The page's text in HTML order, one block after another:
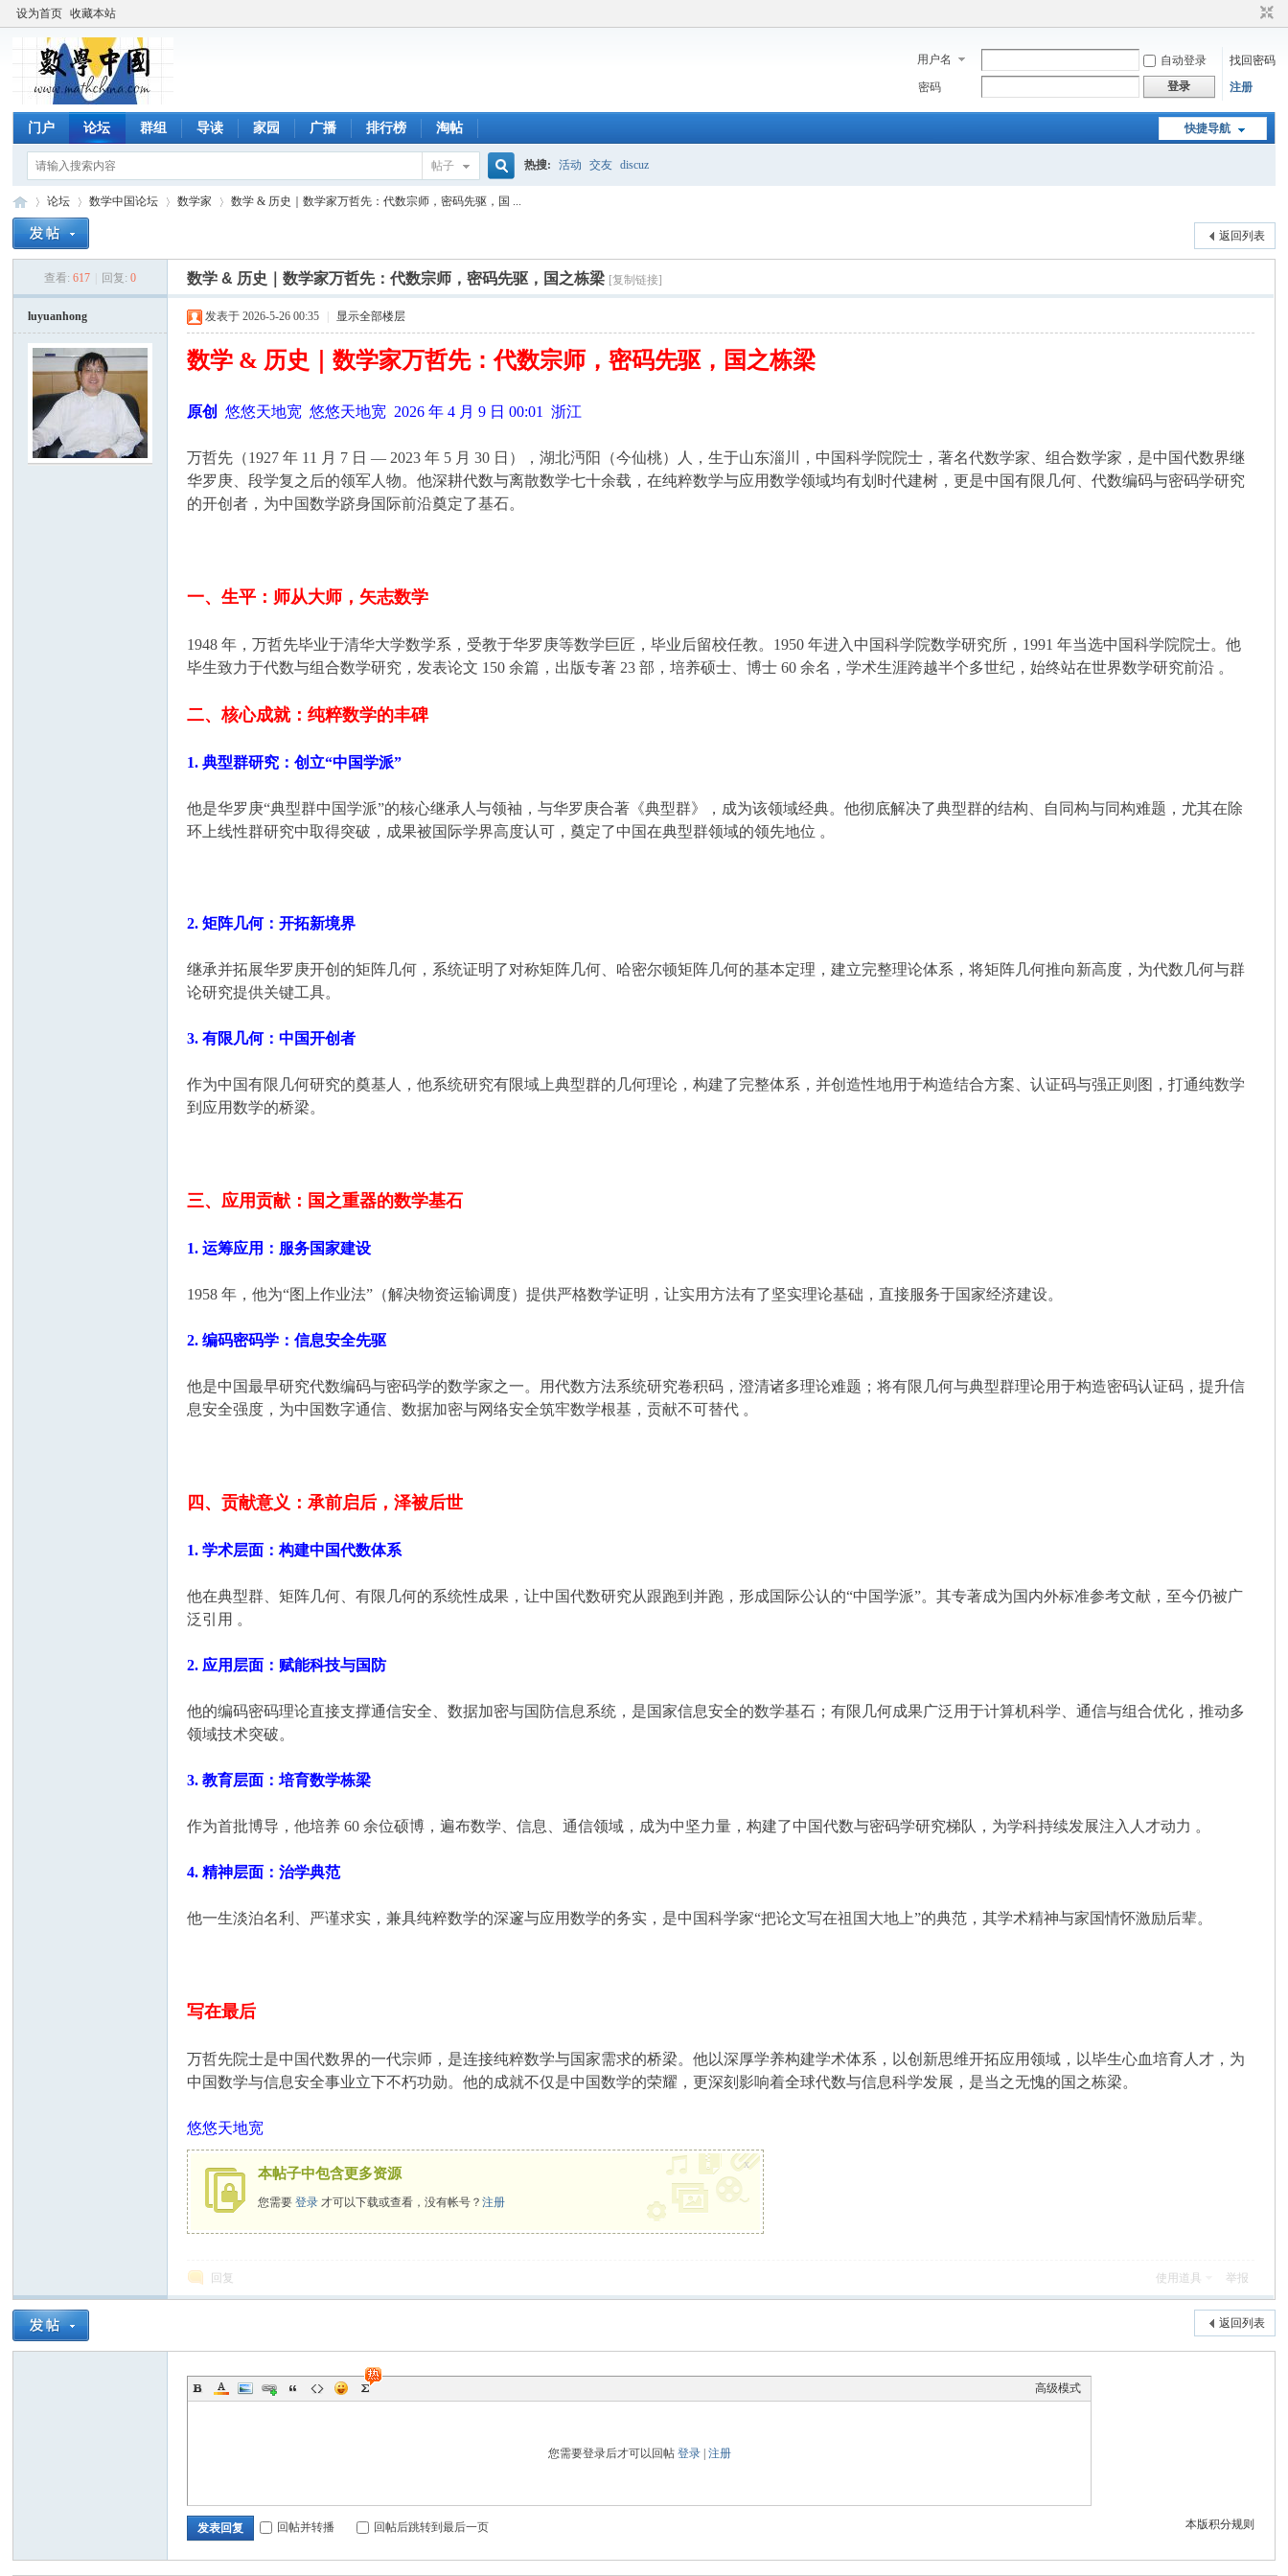
设为首页 收藏本站
用户名 自动登录
找回密码
密码
登录 注册
快捷导航
门户 论坛 群组 导读 家园 广播 排行榜 淘帖
帖子
搜
索
热搜: 活动 交友 discuz
论坛
›
数学中国论坛 数学家
›
数学 & 历史｜数学家万哲先：代数宗师，密码先驱，国 ...
返回列表
查看: 617 回复: 0 数学 & 历史｜数学家万哲先：代数宗师，密码先驱，国之栋梁 [复制链接]
luyuanhong 发表于 2026-5-26 00:35 显示全部楼层
数学 & 历史｜数学家万哲先：代数宗师，密码先驱，国之栋梁
原创 悠悠天地宽 悠悠天地宽 2026 年 4 月 9 日 00:01 浙江
万哲先（1927 年 11 月 7 日 — 2023 年 5 月 30 日），湖北沔阳（今仙桃）人，生于山东淄川，中国科学院院士，著名代数学家、组合数学家，是中国代数界继
华罗庚、段学复之后的领军人物。他深耕代数与离散数学七十余载，在纯粹数学与应用数学领域均有划时代建树，更是中国有限几何、代数编码与密码学研究
的开创者，为中国数学跻身国际前沿奠定了基石。
一、生平：师从大师，矢志数学
1948 年，万哲先毕业于清华大学数学系，受教于华罗庚等数学巨匠，毕业后留校任教。1950 年进入中国科学院数学研究所，1991 年当选中国科学院院士。他
毕生致力于代数与组合数学研究，发表论文 150 余篇，出版专著 23 部，培养硕士、博士 60 余名，学术生涯跨越半个多世纪，始终站在世界数学研究前沿 。
二、核心成就：纯粹数学的丰碑
1. 典型群研究：创立“中国学派”
他是华罗庚“典型群中国学派”的核心继承人与领袖，与华罗庚合著《典型群》，成为该领域经典。他彻底解决了典型群的结构、自同构与同构难题，尤其在除
环上线性群研究中取得突破，成果被国际学界高度认可，奠定了中国在典型群领域的领先地位 。
2. 矩阵几何：开拓新境界
继承并拓展华罗庚开创的矩阵几何，系统证明了对称矩阵几何、哈密尔顿矩阵几何的基本定理，建立完整理论体系，将矩阵几何推向新高度，为代数几何与群
论研究提供关键工具。
3. 有限几何：中国开创者
作为中国有限几何研究的奠基人，他系统研究有限域上典型群的几何理论，构建了完整体系，并创造性地用于构造结合方案、认证码与强正则图，打通纯数学
到应用数学的桥梁。
三、应用贡献：国之重器的数学基石
1. 运筹应用：服务国家建设
1958 年，他为“图上作业法”（解决物资运输调度）提供严格数学证明，让实用方法有了坚实理论基础，直接服务于国家经济建设。
2. 编码密码学：信息安全先驱
他是中国最早研究代数编码与密码学的数学家之一。用代数方法系统研究卷积码，澄清诸多理论难题；将有限几何与典型群理论用于构造密码认证码，提升信
息安全强度，为中国数字通信、数据加密与网络安全筑牢数学根基，贡献不可替代 。
四、贡献意义：承前启后，泽被后世
1. 学术层面：构建中国代数体系
他在典型群、矩阵几何、有限几何的系统性成果，让中国代数研究从跟跑到并跑，形成国际公认的“中国学派”。其专著成为国内外标准参考文献，至今仍被广
泛引用 。
2. 应用层面：赋能科技与国防
他的编码密码理论直接支撑通信安全、数据加密与国防信息系统，是国家信息安全的数学基石；有限几何成果广泛用于计算机科学、通信与组合优化，推动多
领域技术突破。
3. 教育层面：培育数学栋梁
作为首批博导，他培养 60 余位硕博，遍布数学、信息、通信领域，成为中坚力量，构建了中国代数与密码学研究梯队，为学科持续发展注入人才动力 。
4. 精神层面：治学典范
他一生淡泊名利、严谨求实，兼具纯粹数学的深邃与应用数学的务实，是中国科学家“把论文写在祖国大地上”的典范，其学术精神与家国情怀激励后辈。
写在最后
万哲先院士是中国代数界的一代宗师，是连接纯粹数学与国家需求的桥梁。他以深厚学养构建学术体系，以创新思维开拓应用领域，以毕生心血培育人才，为
中国数学与信息安全事业立下不朽功勋。他的成就不仅是中国数学的荣耀，更深刻影响着全球代数与信息科学发展，是当之无愧的国之栋梁。
悠悠天地宽
本帖子中包含更多资源
您需要登录 才可以下载或查看，没有帐号？注册
x
回复 使用道具 举报
返回列表
高级模式
您需要登录后才可以回帖 登录| 注册
本版积分规则
发表回复 回帖并转播 回帖后跳转到最后一页